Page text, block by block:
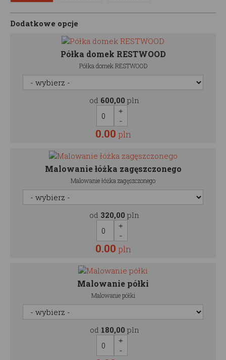
Dodatkowe opcje
Półka domek RESTWOOD
Półka domek RESTWOOD
od 600,00 pln
0.00 pln
Malowanie łóżka zagęszczonego
Malowanie łóżka zagęszczonego
od 320,00 pln
0.00 pln
Malowanie półki
Malowanie półki
od 180,00 pln